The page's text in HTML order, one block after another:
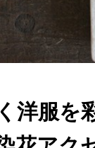
洋服を